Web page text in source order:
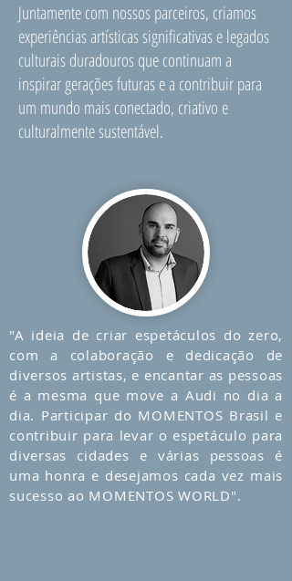
Juntamente com nossos parceiros, criamos
experiências artísticas significativas e legados
culturais duradouros que continuam a
inspirar gerações futuras e a contribuir para
um mundo mais conectado, criativo e
culturalmente sustentável.
"A ideia de criar espetáculos do zero,
com a colaboração e dedicação de
diversos artistas, e encantar as pessoas
é a mesma que move a Audi no dia a
dia. Participar do MOMENTOS Brasil e
contribuir para levar o espetáculo para
diversas cidades e várias pessoas é
uma honra e desejamos cada vez mais
sucesso ao MOMENTOS WORLD".